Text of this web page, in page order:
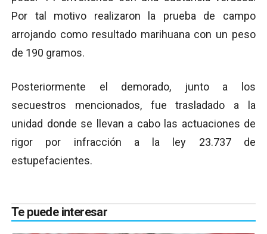
Por tal motivo realizaron la prueba de campo
arrojando como resultado marihuana con un peso
de 190 gramos.
Posteriormente el demorado, junto a los
secuestros mencionados, fue trasladado a la
unidad donde se llevan a cabo las actuaciones de
rigor por infracción a la ley 23.737 de
estupefacientes.
Te puede interesar